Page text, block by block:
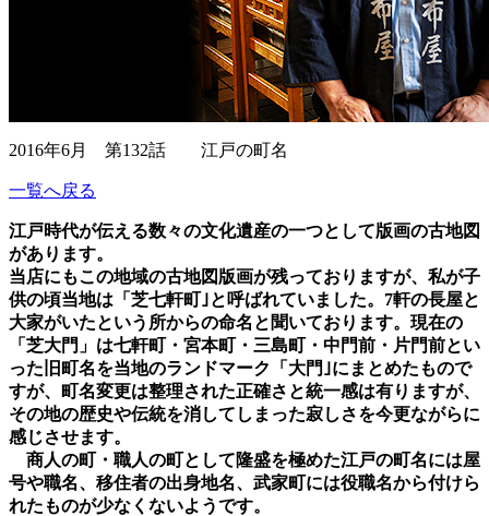
2016年6月 第132話 江戸の町名
一覧へ戻る
江戸時代が伝える数々の文化遺産の一つとして版画の古地図
があります。
当店にもこの地域の古地図版画が残っておりますが、私が子
供の頃当地は「芝七軒町｣と呼ばれていました。7軒の長屋と
大家がいたという所からの命名と聞いております。現在の
「芝大門」は七軒町・宮本町・三島町・中門前・片門前とい
った旧町名を当地のランドマーク「大門｣にまとめたもので
すが、町名変更は整理された正確さと統一感は有りますが、
その地の歴史や伝統を消してしまった寂しさを今更ながらに
感じさせます。
商人の町・職人の町として隆盛を極めた江戸の町名には屋
号や職名、移住者の出身地名、武家町には役職名から付けら
れたものが少なくないようです。